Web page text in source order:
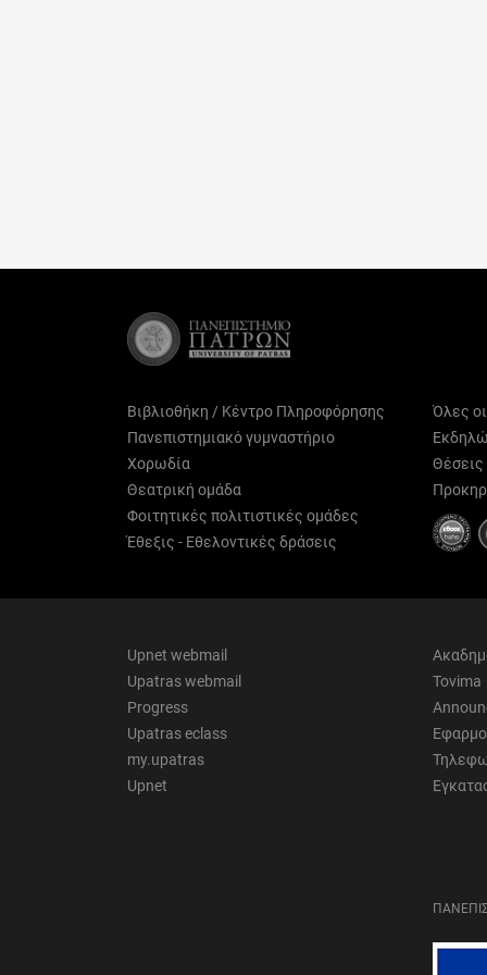
Βιβλιοθήκη / Κέντρο Πληροφόρησης
Πανεπιστημιακό γυμναστήριο
Χορωδία
Θεατρική ομάδα
Φοιτητικές πολιτιστικές ομάδες
Έθεξις - Εθελοντικές δράσεις
Όλες
Θέσεις
Upnet webmail
Upatras webmail
Progress
Upatras eclass
my.upatras
Upnet
Tovima